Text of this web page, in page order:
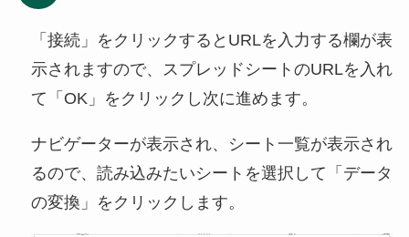
「接続」をクリックするとURLを入力する欄が表
示されますので、スプレッドシートのURLを入れ
て「OK」をクリックし次に進めます。
ナビゲーターが表示され、シート一覧が表示され
るので、読み込みたいシートを選択して「データ
の変換」をクリックします。